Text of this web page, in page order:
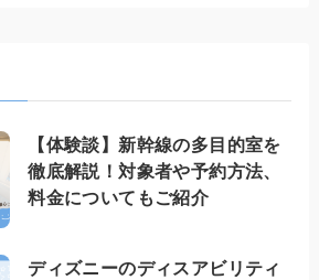
【体験談】新幹線の多目的室を
徹底解説！対象者や予約方法、
料金についてもご紹介
ディズニーのディスアビリティ